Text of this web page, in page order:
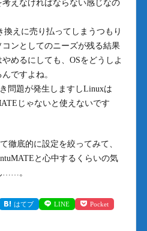
えなければならない感じなの
えに売り払ってしまうつもり
ンとしてのニーズが残る結果
めるにしても、OSをどうしよ
ですよね。
問題が発生しますしLinuxは
じゃないと使えないです
徹底的に設定を絞ってみて、
と心中するくらいの気
……。
はてブ LINE Pocket